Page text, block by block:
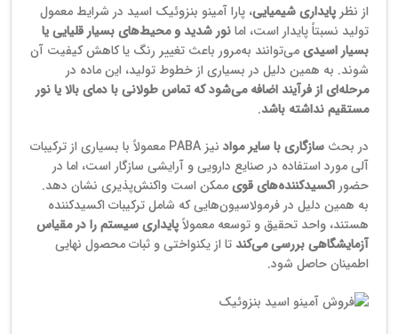
از نظر پایداری شیمیایی، پارا آمینو بنزوئیک اسید در شرایط معمول
تولید نسبتاً پایدار است، امانور شدید و محیط‌های بسیار قلیایی یا
بسیار اسیدیمی‌توانند به‌مرور باعث تغییر رنگ یا کاهش کیفیت آن
شوند. به همین دلیل در بسیاری از خطوط تولید، این ماده در
مرحله‌ای از فرآیند اضافه می‌شود که تماس طولانی با دمای بالا یا نور
مستقیم نداشته باشد.
در بحث سازگاری با سایر مواد
نیز PABA معمولاً با بسیاری از ترکیبات
آلی مورد استفاده در صنایع دارویی و آرایشی سازگار است، اما در
حضور اکسیدکننده‌های قویممکن است واکنش‌پذیری نشان دهد.
به همین دلیل در فرمولاسیون‌هایی که شامل ترکیبات اکسیدکننده
هستند، واحد تحقیق و توسعه معمولاًپایداری سیستم را در مقیاس
آزمایشگاهی بررسی می‌کندتا از یکنواختی و ثبات محصول نهایی
اطمینان حاصل شود.